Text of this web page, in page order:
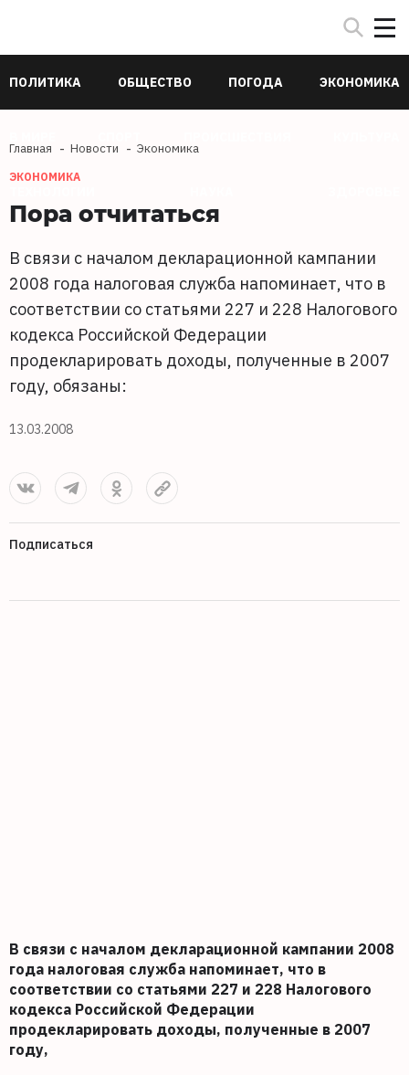
ПОЛИТИКА ОБЩЕСТВО ПОГОДА ЭКОНОМИКА
Главная Новости Экономика
ЭКОНОМИКА
Пора отчитаться
В связи с началом декларационной кампании
2008 года налоговая служба напоминает, что в
соответствии со статьями 227 и 228 Налогового
кодекса Российской Федерации
продекларировать доходы, полученные в 2007
году, обязаны:
13.03.2008
Подписаться
В связи с началом декларационной кампании 2008
года налоговая служба напоминает, что в
соответствии со статьями 227 и 228 Налогового
кодекса Российской Федерации
продекларировать доходы, полученные в 2007
году,